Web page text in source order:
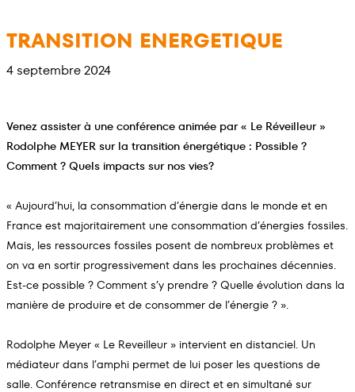
au
TRANSITION ENERGETIQUE
4 septembre 2024
Venez assister à une conférence animée par « Le Réveilleur »
Rodolphe MEYER sur la transition énergétique : Possible ?
Comment ? Quels impacts sur nos vies?
« Aujourd’hui, la consommation d’énergie dans le monde et en
France est majoritairement une consommation d’énergies fossiles.
Mais, les ressources fossiles posent de nombreux problèmes et
on va en sortir progressivement dans les prochaines décennies.
Est-ce possible ? Comment s’y prendre ? Quelle évolution dans la
manière de produire et de consommer de l’énergie ? ».
Rodolphe Meyer « Le Reveilleur » intervient en distanciel. Un
médiateur dans l’amphi permet de lui poser les questions de
salle. Conférence retransmise en direct et en simultané sur